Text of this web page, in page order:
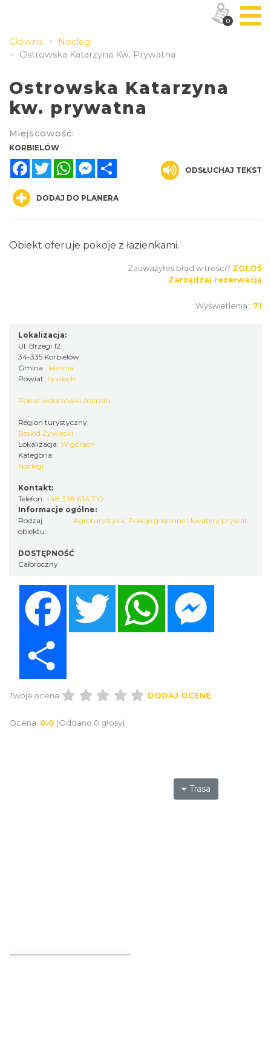
Główna
Noclegi
Ostrowska Katarzyna Kw. Prywatna
Ostrowska Katarzyna
kw. prywatna
Miejscowość:
KORBIELÓW
FacebookTwitterWhatsAppMessenger
ODSŁUCHAJ TEKST
DODAJ DO PLANERA
Obiekt oferuje pokoje z łazienkami.
Zauważyłeś błąd w treści? ZGŁOŚ
Zarządzaj rezerwacją
Wyświetlenia: 71
Lokalizacja:
Ul. Brzegi 12
34-335 Korbielów
Gmina: Jeleśnia
Powiat: żywiecki
Pokaż wskazówki dojazdu
Region turystyczny:
Beskid Żywiecki
Lokalizacja: W górach
Kategoria:
Noclegi
Kontakt:
Telefon: +48 338 636 710
Informacje ogólne:
Rodzaj
obiektu:
Agroturystyka, Pokoje gościnne i kwatery prywatne
DOSTĘPNOŚĆ
Całoroczny
Twitter WhatsApp
Twoja ocena: DODAJ OCENĘ
Ocena: 0.0 (Oddano 0 głosy)
Trasa
0